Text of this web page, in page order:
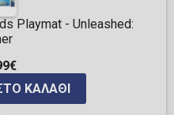
Playmat - Unleashed:
ΚΑΛΆΘΙ